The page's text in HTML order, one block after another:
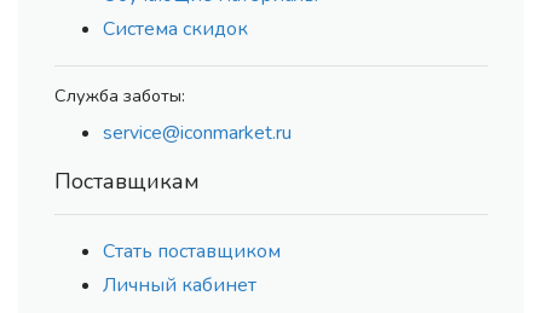
Система скидок
Служба заботы:
service@iconmarket.ru
Поставщикам
Стать поставщиком
Личный кабинет